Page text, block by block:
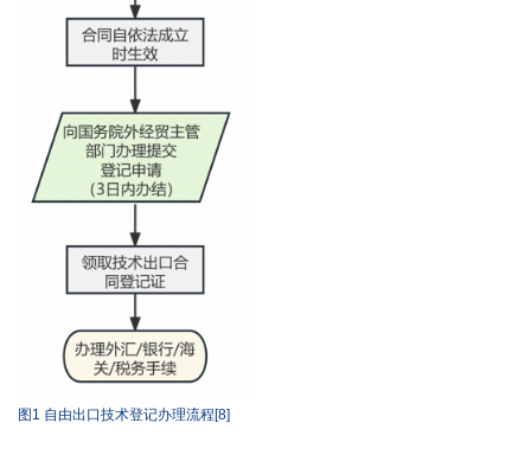
图1 自由出口技术登记办理流程[8]